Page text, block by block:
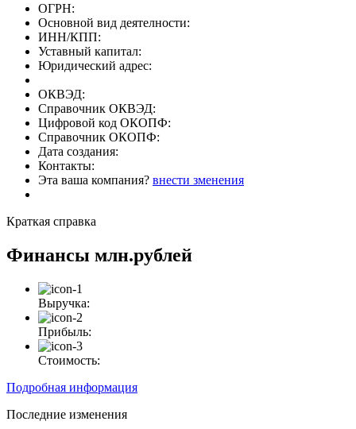
ОГРН:
Основной вид деятелности:
ИНН/КПП:
Уставный капитал:
Юридический адрес:
ОКВЭД:
Справочник ОКВЭД:
Цифровой код ОКОПФ:
Справочник ОКОПФ:
Дата создания:
Контакты:
Эта ваша компания? внести зменения
Краткая справка
Финансы млн.рублей
Выручка:
Прибыль:
Стоимость:
Подробная информация
Последние изменения